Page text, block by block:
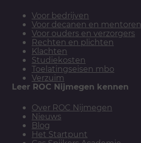
Voor bedrijven
Voor decanen en mentoren
Voor ouders en verzorgers
Rechten en plichten
Klachten
Studiekosten
Toelatingseisen mbo
Verzuim
Leer ROC Nijmegen kennen
Over ROC Nijmegen
Nieuws
Blog
Het Startpunt